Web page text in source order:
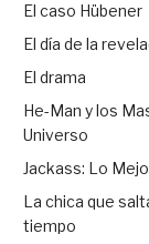
El caso Hübener
El día de la
El drama
He-Man y los
Universo
Jackass: Lo
La chica que
tiempo